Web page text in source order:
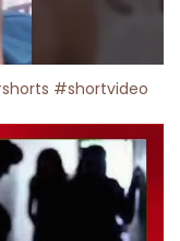
#shortvideo